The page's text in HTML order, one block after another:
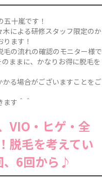
十嵐です！
による研修スタッフ限定のか
ます！
の流れの確認のモニター様で
ままに、かなりお得に脱毛を
る場合がございますことをご
す＾＾
VIO・ヒゲ・全
脱毛を考えてい
、6回から♪